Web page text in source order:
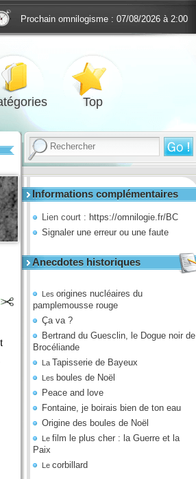
Prochain omnilogisme : 07/08/2026 à 2:00
Top
Informations complémentaires
Lien court : https://omnilogie.fr/BC
Signaler une erreur ou une faute
Anecdotes historiques
Les origines nucléaires du
pamplemousse rouge
Ça va ?
Bertrand du Guesclin, le Dogue noir de
Brocéliande
La Tapisserie de Bayeux
Les boules de Noël
Peace and love
Fontaine, je boirais bien de ton eau
Origine des boules de Noël
Le film le plus cher : la Guerre et la
Paix
Le corbillard